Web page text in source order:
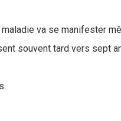
va se manifester
souvent tard vers sept